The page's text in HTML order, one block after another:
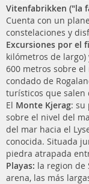
Vitenfabrikken ("la
Cuenta con un
constelaciones y
Excursiones por el
kilómetros de largo)
600 metros sobre
condado de
turísticos que salen
El Monte Kjerag: su
sobre el nivel del
del mar hacia el
conocida. Situada
piedra atrapada
Playas: la region de
arena, las más